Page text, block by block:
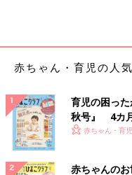
赤ちゃん・育児の人
育児の困っ
秋号』 4カ
いっぱい！
赤ちゃん・育児
赤ちゃんの